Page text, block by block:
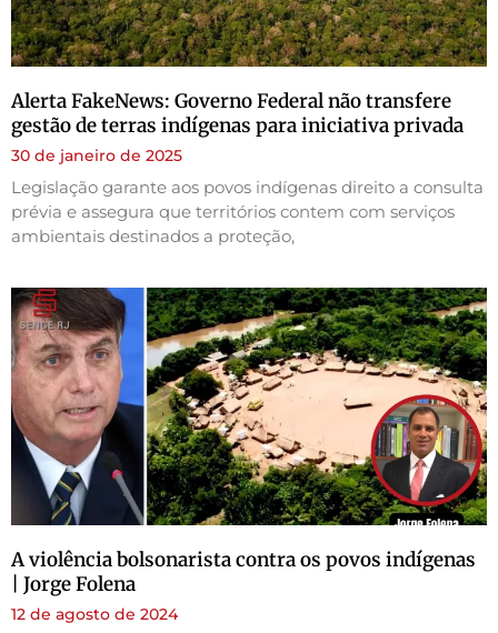
Alerta FakeNews: Governo Federal não transfere
gestão de terras indígenas para iniciativa privada
30 de janeiro de 2025
Legislação garante aos povos indígenas direito a consulta
prévia e assegura que territórios contem com serviços
ambientais destinados a proteção,
A violência bolsonarista contra os povos indígenas
| Jorge Folena
12 de agosto de 2024